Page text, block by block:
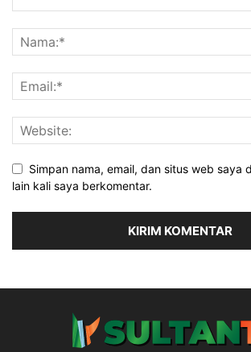
Simpan nama, email, dan situs web saya
lain kali saya berkomentar.